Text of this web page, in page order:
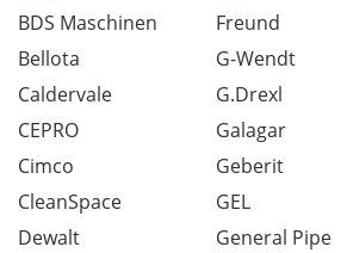
BDS Maschinen
Bellota
Caldervale
CEPRO
Cimco
CleanSpace
Dewalt
Freund
G-Wendt
G.Drexl
Galagar
Geberit
GEL
General Pipe